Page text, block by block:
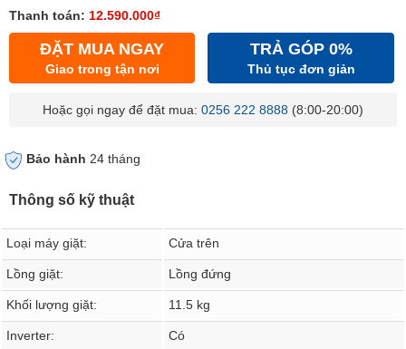
Thanh toán: 12.590.000₫
ĐẶT MUA NGAY
Giao trong tận nơi
TRẢ GÓP 0%
Thủ tục đơn giản
Hoặc gọi ngay để đặt mua: 0256 222 8888 (8:00-20:00)
Bảo hành 24 tháng
Thông số kỹ thuật
Loại máy giặt: Cửa trên
Lồng giặt: Lồng đứng
Khối lượng giặt: 11.5 kg
Inverter: Có